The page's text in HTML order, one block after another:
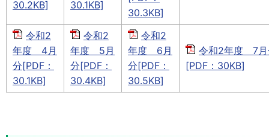
30.2KB] 30.1KB]
30.3KB]
令和2
年度 4月
分[PDF：
30.1KB]
令和2
年度 5月
分[PDF：
30.4KB]
令和2
年度 6月
分[PDF：
30.5KB]
令和2年度 7月
[PDF：30KB]